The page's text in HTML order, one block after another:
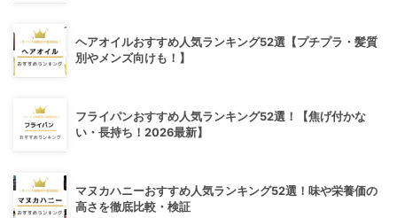
ヘアオイルおすすめ人気ランキング52選【プチプラ・髪質
別やメンズ向けも！】
フライパンおすすめ人気ランキング52選！【焦げ付かな
い・長持ち！2026最新】
マヌカハニーおすすめ人気ランキング52選！味や栄養価の
高さを徹底比較・検証